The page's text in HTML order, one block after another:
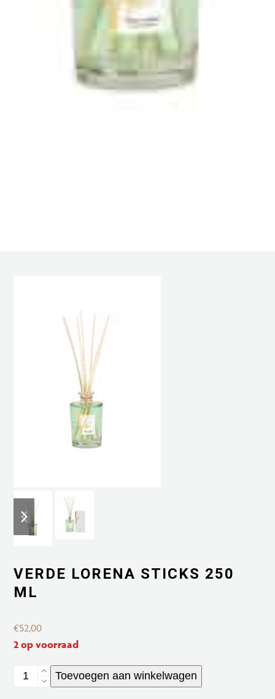
previous
slide
next
slide
VERDE LORENA STICKS 250
ML
€52,00
2 op voorraad
Verde
Toevoegen aan winkelwagen